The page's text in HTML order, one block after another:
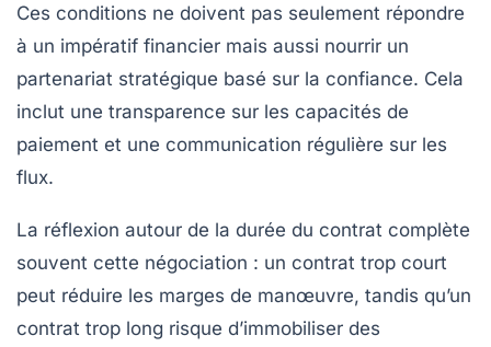
Ces conditions ne doivent pas seulement répondre
à un impératif financier mais aussi nourrir un
partenariat stratégique basé sur la confiance. Cela
inclut une transparence sur les capacités de
paiement et une communication régulière sur les
flux.
La réflexion autour de la durée du contrat complète
souvent cette négociation : un contrat trop court
peut réduire les marges de manœuvre, tandis qu’un
contrat trop long risque d’immobiliser des